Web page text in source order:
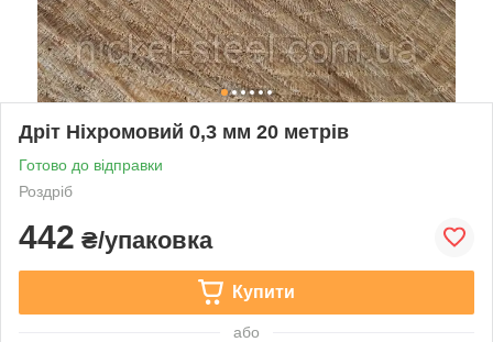
Дріт Ніхромовий 0,3 мм 20 метрів
Готово до відправки
Роздріб
442 ₴/упаковка
Купити
або